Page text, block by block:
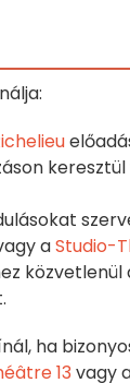
aStudio-
ha
13 vagy